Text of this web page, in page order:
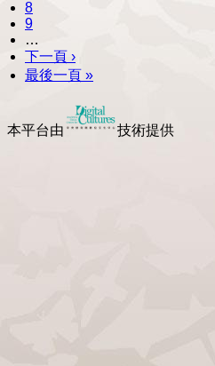
8
9
…
下一頁 ›
最後一頁 »
本平台由 技術提供